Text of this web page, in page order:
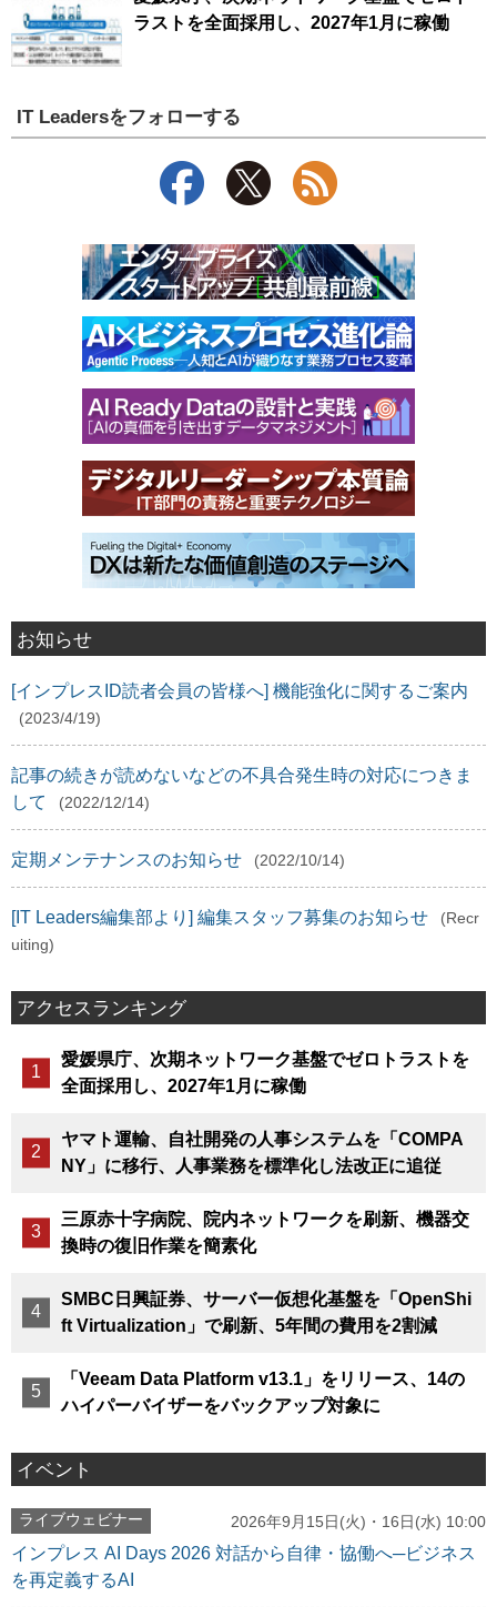
ラストを全面採用し、2027年1月に稼働
IT Leadersをフォローする
お知らせ
[インプレスID読者会員の皆様へ] 機能強化に関するご案内
(2023/4/19)
記事の続きが読めないなどの不具合発生時の対応につきま
して
(2022/12/14)
定期メンテナンスのお知らせ (2022/10/14)
[IT Leaders編集部より] 編集スタッフ募集のお知らせ
(Recr
uiting)
アクセスランキング
愛媛県庁、次期ネットワーク基盤でゼロトラストを
全面採用し、2027年1月に稼働
ヤマト運輸、自社開発の人事システムを「COMPA
NY」に移行、人事業務を標準化し法改正に追従
三原赤十字病院、院内ネットワークを刷新、機器交
換時の復旧作業を簡素化
SMBC日興証券、サーバー仮想化基盤を「OpenShi
ft Virtualization」で刷新、5年間の費用を2割減
「Veeam Data Platform v13.1」をリリース、14の
ハイパーバイザーをバックアップ対象に
イベント
ライブウェビナー 2026年9月15日(火)・16日(水) 10:00
インプレス AI Days 2026 対話から自律・協働へ─ビジネス
を再定義するAI